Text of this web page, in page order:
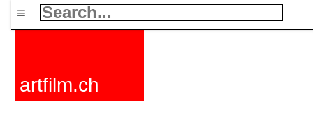
≡
artfilm.ch